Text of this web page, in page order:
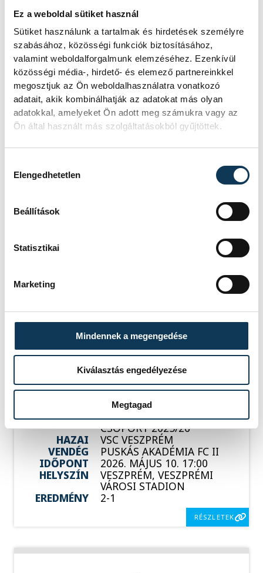
Ez a weboldal sütiket használ
Sütiket használunk a tartalmak és hirdetések személyre
szabásához, közösségi funkciók biztosításához,
valamint weboldalforgalmunk elemzéséhez. Ezenkívül
közösségi média-, hirdető- és elemező partnereinkkel
megosztjuk az Ön weboldalhasználatra vonatkozó
adatait, akik kombinálhatják az adatokat más olyan
adatokkal, amelyeket Ön adott meg számukra vagy az
Ön által használt más szolgáltatásokból gyűjtöttek.
Elengedhetetlen
Beállítások
Statisztikai
Marketing
Mindennek a megengedése
Kiválasztás engedélyezése
Megtagad
a vezetőedző.
AVSC Veszprém–Gyirmót FC Győr
mérkőzés vasárnap 16.00 órakor kezdődik
a veszprémi Városi Stadionban.
FOTÓS
Szalai
Csaba
Események
KORÁBBI ESEMÉNYEK BETÖLTÉSE
SOROZAT NB III ÉSZAKNYUGATI
CSOPORT 2025/26
HAZAI
VSC VESZPRÉM
VENDÉG
PUSKÁS AKADÉMIA FC II
IDŐPONT
2026. MÁJUS 10. 17:00
HELYSZÍN
VESZPRÉM, VESZPRÉMI
VÁROSI STADION
EREDMÉNY
2-1
RÉSZLETEK